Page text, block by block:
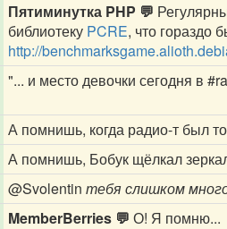
Пятиминутка PHP 💬
библиотеку PCRE, что гораздо
http://
"... и место девочки сегодня в
А помнишь, когда радио-т был
А помнишь, Бобук щёлкал
@Svolentin тебя слишком
MemberBerries 💬 О! Я помню...